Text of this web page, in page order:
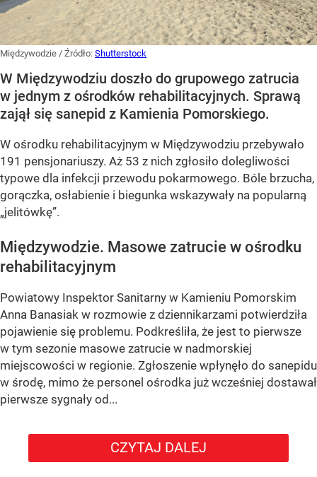
Międzywodzie / Źródło: Shutterstock
W Międzywodziu doszło do grupowego zatrucia
w jednym z ośrodków rehabilitacyjnych. Sprawą
zajął się sanepid z Kamienia Pomorskiego.
W ośrodku rehabilitacyjnym w Międzywodziu przebywało
191 pensjonariuszy. Aż 53 z nich zgłosiło dolegliwości
typowe dla infekcji przewodu pokarmowego. Bóle brzucha,
gorączka, osłabienie i biegunka wskazywały na popularną
„jelitówkę”.
Międzywodzie. Masowe zatrucie w ośrodku
rehabilitacyjnym
Powiatowy Inspektor Sanitarny w Kamieniu Pomorskim
Anna Banasiak w rozmowie z dziennikarzami potwierdziła
pojawienie się problemu. Podkreśliła, że jest to pierwsze
w tym sezonie masowe zatrucie w nadmorskiej
miejscowości w regionie. Zgłoszenie wpłynęło do sanepidu
w środę, mimo że personel ośrodka już wcześniej dostawał
pierwsze sygnały od...
CZYTAJ DALEJ